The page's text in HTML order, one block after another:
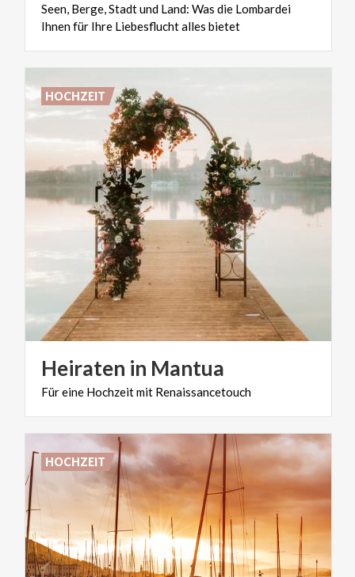
Seen, Berge,Stadtund Land: Was die Lombardei
Ihnenfür Ihre Liebesfluchtalles bietet
Heiraten in Mantua
Füreine Hochzeitmit Renaissancetouch
HOCHZEIT
HOCHZEIT